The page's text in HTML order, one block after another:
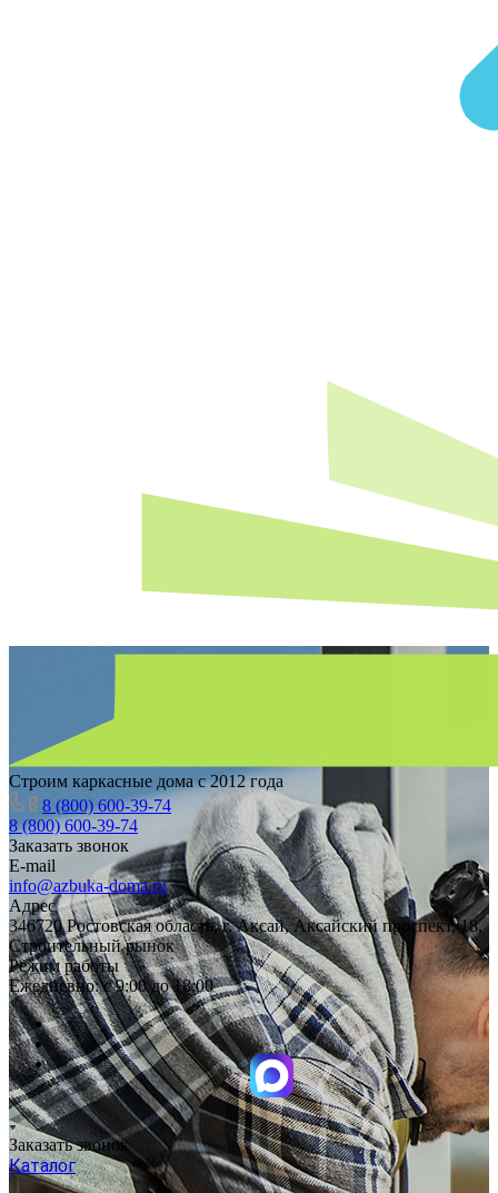
Строим каркасные дома с 2012 года
8 (800) 600-39-74
8 (800) 600-39-74
Заказать звонок
E-mail
info@azbuka-doma.ru
Адрес
346720 Ростовская область, г. Аксай, Аксайский проспект, 18,
Строительный рынок
Режим работы
Ежедневно: с 9:00 до 18:00
Заказать звонок
Каталог